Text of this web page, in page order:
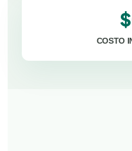
COSTO